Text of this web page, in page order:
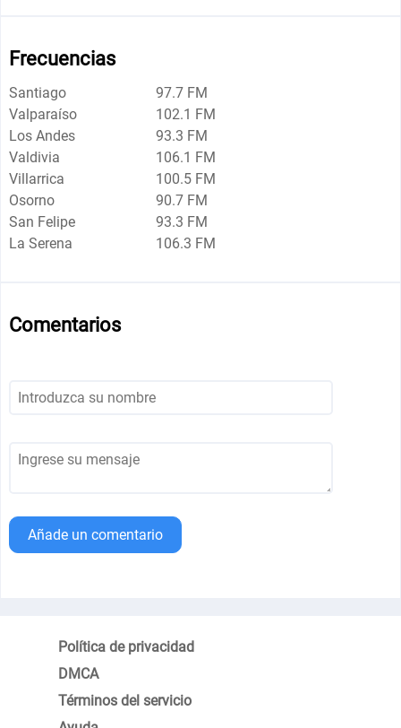
Frecuencias
Santiago
97.7 FM
Valparaíso
102.1 FM
Los Andes
93.3 FM
Valdivia
106.1 FM
Villarrica
100.5 FM
Osorno
90.7 FM
San Felipe
93.3 FM
La Serena
106.3 FM
Comentarios
Añade un comentario
Política de privacidad
DMCA
Términos del servicio